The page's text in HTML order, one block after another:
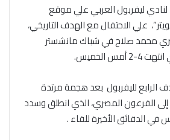
ليفربول العربي علي موقع
علي الاحتفال مع الهدف التاريخي،
محمد صلاح في شباك مانشستر
الخميس.
الرابع لليفربول بعد هجمة مرتدة
الفرعون المصري، الذي انطلق وسدد
في الدقائق الأخيرة للقاء .